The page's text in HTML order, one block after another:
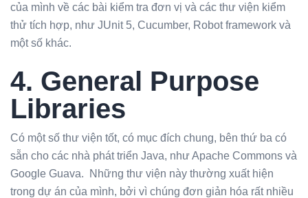
của mình về các bài kiểm tra đơn vị và các thư viện kiểm
thử tích hợp, như JUnit 5, Cucumber, Robot framework và
một số khác.
4. General Purpose
Libraries
Có một số thư viện tốt, có mục đích chung, bên thứ ba có
sẵn cho các nhà phát triển Java, như Apache Commons và
Google Guava. Những thư viện này thường xuất hiện
trong dự án của mình, bởi vì chúng đơn giản hóa rất nhiều